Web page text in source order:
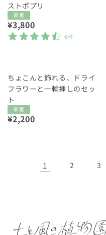
ストポプリ
新着
通
常
¥3,800
6件
ちょこんと飾れる、ドライ
フラワーと一輪挿しのセッ
ト
新着
通
¥2,200
1 2 3